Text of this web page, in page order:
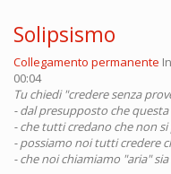
Solipsismo
Collegamento permanente
00:04
Tu chiedi "credere senza
- dal presupposto che
- che tutti credano che non
- possiamo noi tutti credere
- che noi chiamiamo "aria"